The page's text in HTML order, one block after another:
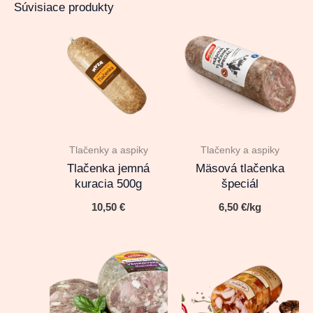
Súvisiace produkty
Tlačenky a aspiky
Tlačenka jemná
kuracia 500g
10,50€
Tlačenky a aspiky
Mäsová tlačenka
špeciál
6,50€/kg